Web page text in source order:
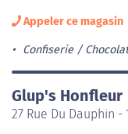
Appeler ce magasin
Confiserie /
Glup's Honfleur
27 Rue Du Dauphin